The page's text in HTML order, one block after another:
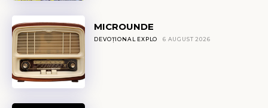
MICROUNDE
DEVOȚIONAL EXPLO 6 AUGUST 2026